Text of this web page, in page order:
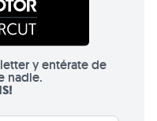
y entérate de
nadie.